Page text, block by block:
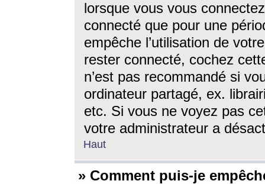
lorsque vous vous
connecté que pour une
empêche l’utilisation de
rester connecté, cochez
n’est pas recommandé si
ordinateur partagé, ex.
etc. Si vous ne voyez pas
votre administrateur a
Haut
» Comment puis-je